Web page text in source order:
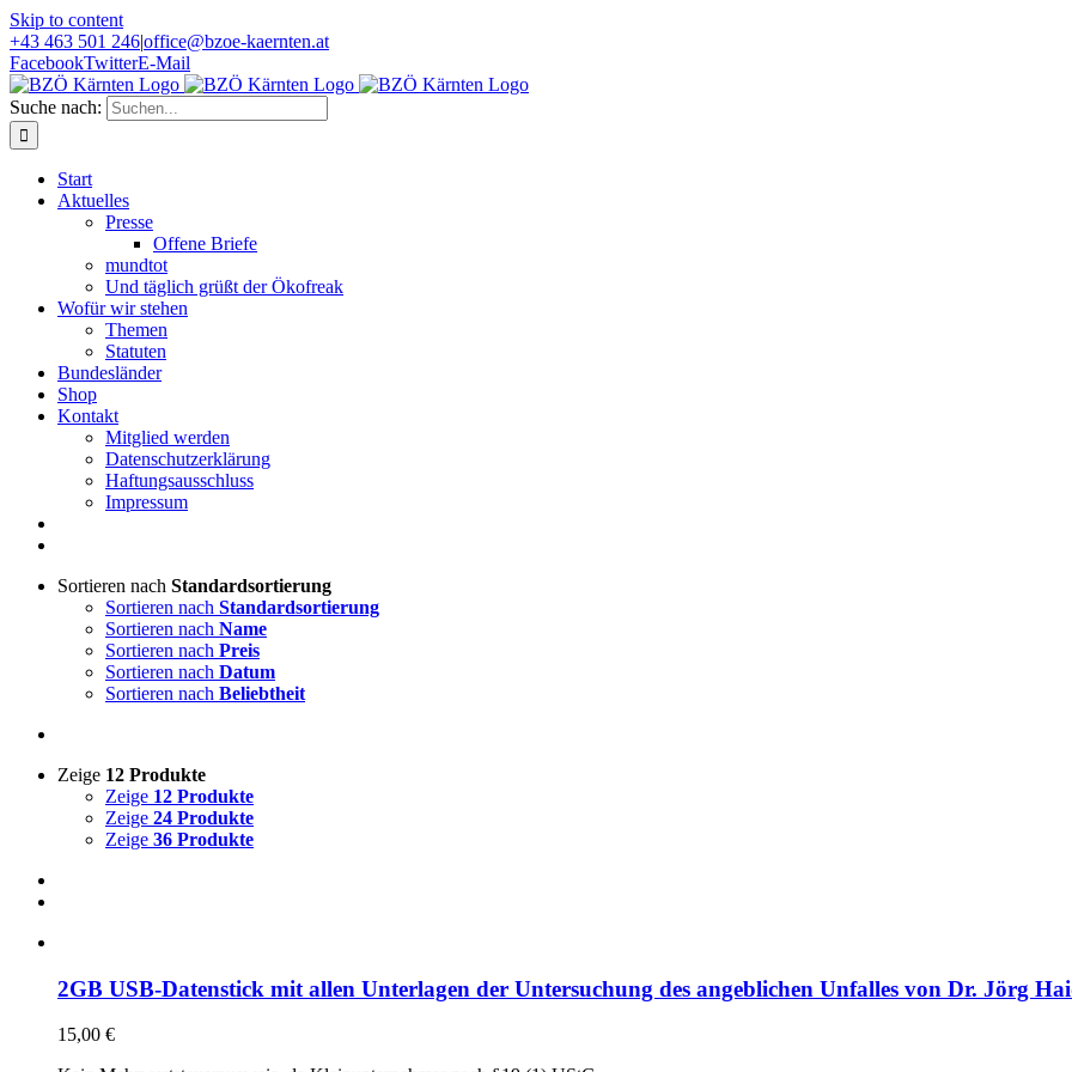
Skip to content
+43 463 501 246|office@bzoe-kaernten.at
FacebookTwitterE-Mail
Suche nach:
Start
Aktuelles
Presse
Offene Briefe
mundtot
Und täglich grüßt der Ökofreak
Wofür wir stehen
Themen
Statuten
Bundesländer
Shop
Kontakt
Mitglied werden
Datenschutzerklärung
Haftungsausschluss
Impressum
Sortieren nach Standardsortierung
Sortieren nach Standardsortierung
Sortieren nach Name
Sortieren nach Preis
Sortieren nach Datum
Sortieren nach Beliebtheit
Zeige 12 Produkte
Zeige 12 Produkte
Zeige 24 Produkte
Zeige 36 Produkte
2GB USB-Datenstick mit allen Unterlagen der Untersuchung des angeblichen Unfalles von Dr. Jörg
15,00 €